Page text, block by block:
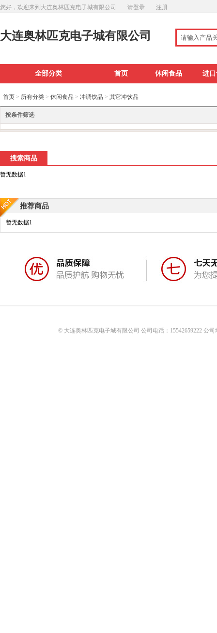
您好，欢迎来到大连奥林匹克电子城有限公司 请登录 注册
大连奥林匹克电子城有限公司
全部分类 首页 休闲食品 进
首页 > 所有分类 > 休闲食品 > 冲调饮品 > 其它冲饮品
按条件筛选
搜索商品
暂无数据1
推荐商品
暂无数据1
© 大连奥林匹克电子城有限公司 公司电话：15542659222 公